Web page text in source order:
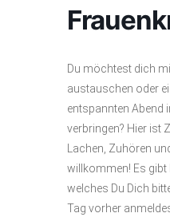
Du möchtest dich
austauschen oder
entspannten Abend
verbringen? Hier ist
Lachen, Zuhören
willkommen! Es gibt
welches Du Dich
Tag vorher